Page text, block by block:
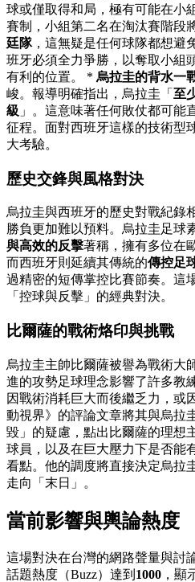
球或僅取得和局，極有可能在小
賽制，小組第二名在淘汰賽階段
廷隊，這無疑是任何球隊都想避
班牙必須全力爭勝，以奪取小組
有利的位置。 * 烏拉圭的背水一
峻。報導明確指出，烏拉圭「 至
級 」。這意味著任何敗仗都可能
征程。面對西班牙這樣的技術型
大考驗。
歷史交鋒與風格對決
烏拉圭與西班牙的歷史對戰紀錄
勝負更加難以預料。烏拉圭足球
與高效的反擊著稱，擁有多位在
而西班牙則延續其傳統的傳控足
過精密的短傳掌控比賽節奏。這
「控球與反擊」的經典對決。
比爾薩的戰術烙印與挑戰
烏拉圭主帥比爾薩被譽為戰術大
進的攻勢足球理念影響了許多教
因戰術消耗巨大而後繼乏力，或
動視界》的評論文章將其與烏拉
毀」的疑慮，點出比爾薩的理想
球員，以及在巨大壓力下是否能
看點。他的調度將直接決定烏拉
走向「末日」。
當前影響與輿論熱度
這場對決在台灣的網路聲量與討
話題熱度（Buzz）達到 1000 ，顯